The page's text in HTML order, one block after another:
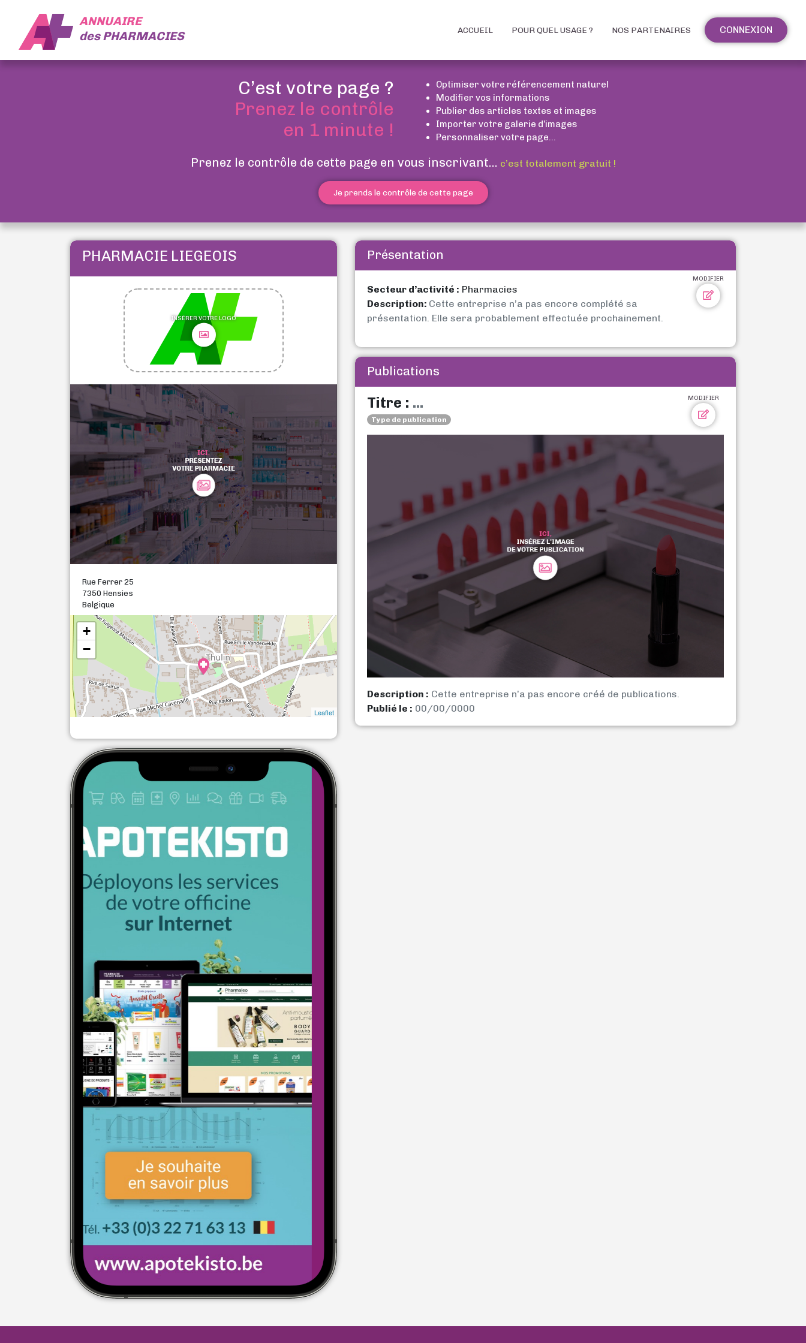
ANNUAIRE
desPHARMACIES ACCUEIL POUR QUEL USAGE ? NOS PARTENAIRES CONNEXION
C’est votre page ?
Prenez le contrôle
en 1 minute !
Optimiser votre référencement naturel
Modifier vos informations
Publier des articles textes et images
Importer votre galerie d’images
Personnaliser votre page...
Prenez le contrôle de cette page en vous inscrivant... c’est totalement gratuit !
Je prends le contrôle de cette page
PHARMACIE LIEGEOIS
INSÉRER VOTRE LOGO
Rue Ferrer 25
7350 Hensies
Belgique
+
−
Leaflet
Présentation
MODIFIER
Secteur d’activité : Pharmacies
Description: Cette entreprise n’a pas encore complété sa
présentation. Elle sera probablement effectuée prochainement.
Publications
MODIFIER
Titre : ...
Type de publication
Description : Cette entreprise n’a pas encore créé de publications.
Publié le : 00/00/0000